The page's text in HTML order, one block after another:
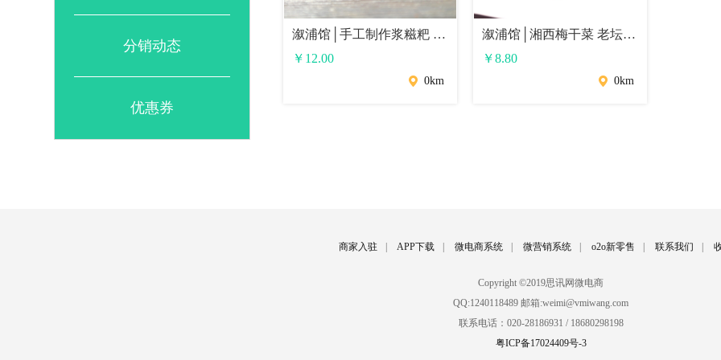
分销动态
优惠券
溆浦馆│手工制作浆糍粑 优质糯米蒿菜糍粑 4个装/6个装
￥ 12.00
0km
溆浦馆│湘西梅干菜 老坛小蒜外 外婆菜 256g
￥8.80
0km
商家入驻 APP下载 微电商系统 微营销系统 o2o新零售 联系我们
Copyright ©2019思讯网微电商
QQ:1240118489 邮箱:weimi@vmiwang.com
联系电话：020-28186931 / 18680298198
粤ICP备17024409号-3